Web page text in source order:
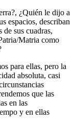
¿Quién le dijo a
espacios, describan
sus cuadras,
Matria como
para ellas, pero la
absoluta, casi
que las
en las
y en ellas